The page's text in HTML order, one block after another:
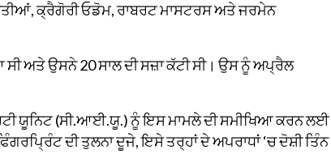
ਕ੍ਰੈਗੋਰੀ ਓਡੋਮ, ਰਾਬਰਟ ਮਾਸਟਰਸ ਅਤੇ ਜਰਮੇਨ
ਅਤੇ ਉਸਨੇ 20 ਸਾਲ ਦੀ ਸਜ਼ਾ ਕੱਟੀ ਸੀ। ਉਸ ਨੂੰ ਅਪ੍ਰੈਲ
ਯੂਨਿਟ (ਸੀ.ਆਈ.ਯੂ.) ਨੂੰ ਇਸ ਮਾਮਲੇ ਦੀ ਸਮੀਖਿਆ ਕਰਨ ਲਈ
ਦੀ ਤੁਲਨਾ ਦੂਜੇ, ਇਸੇ ਤਰ੍ਹਾਂ ਦੇ ਅਪਰਾਧਾਂ ‘ਚ ਦੋਸ਼ੀ ਤਿੰਨ